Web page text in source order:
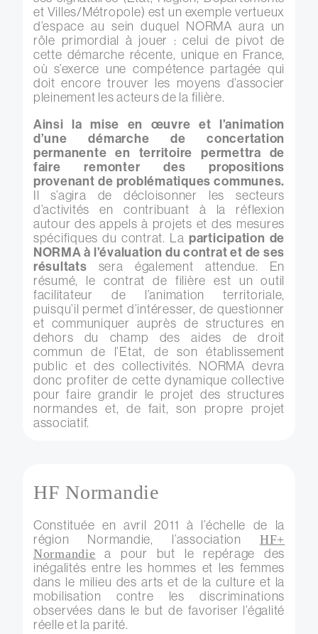
et Villes/Métropole) est un exemple vertueux
d’espace au sein duquel NORMA aura un
rôle primordial à jouer : celui de pivot de
cette démarche récente, unique en France,
où s’exerce une compétence partagée qui
doit encore trouver les moyens d’associer
pleinement les acteurs de la filière.
Ainsi la mise en œuvre et l’animation
d’une démarche de concertation
permanente en territoire permettra de
faire remonter des propositions
provenant de problématiques communes.
Il s’agira de décloisonner les secteurs
d’activités en contribuant à la réflexion
autour des appels à projets et des mesures
spécifiques du contrat. La participation de
NORMA à l’évaluation du contrat et de ses
résultats sera également attendue. En
résumé, le contrat de filière est un outil
facilitateur de l’animation territoriale,
puisqu’il permet d’intéresser, de questionner
et communiquer auprès de structures en
dehors du champ des aides de droit
commun de l’Etat, de son établissement
public et des collectivités. NORMA devra
donc profiter de cette dynamique collective
pour faire grandir le projet des structures
normandes et, de fait, son propre projet
associatif.
HF Normandie
Constituée en avril 2011 à l’échelle de la
région Normandie, l’association HF+
Normandie
a pour but le repérage des
inégalités entre les hommes et les femmes
dans le milieu des arts et de la culture et la
mobilisation contre les discriminations
observées dans le but de favoriser l’égalité
réelle et la parité.